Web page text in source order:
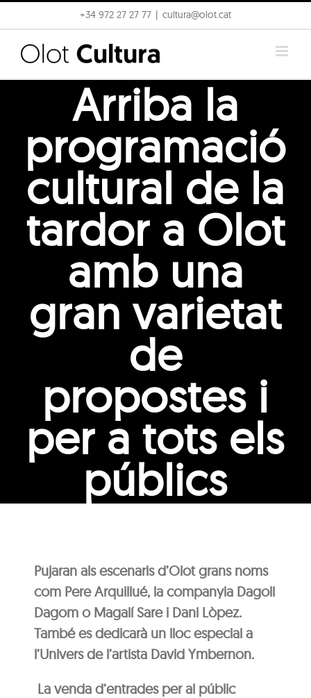
to
content
+34 972 27 27 77 cultura@olot.cat
Arriba la
programació
cultural de la
tardor a Olot
amb una
gran varietat
de
propostes i
per a tots els
públics
Pujaran als escenaris d’Olot grans noms
com Pere Arquillué, la companyia Dagoll
Dagom o Magalí Sare i Dani Lòpez.
També es dedicarà un lloc especial a
l’Univers de l’artista David Ymbernon.
La venda d’entrades per al públic